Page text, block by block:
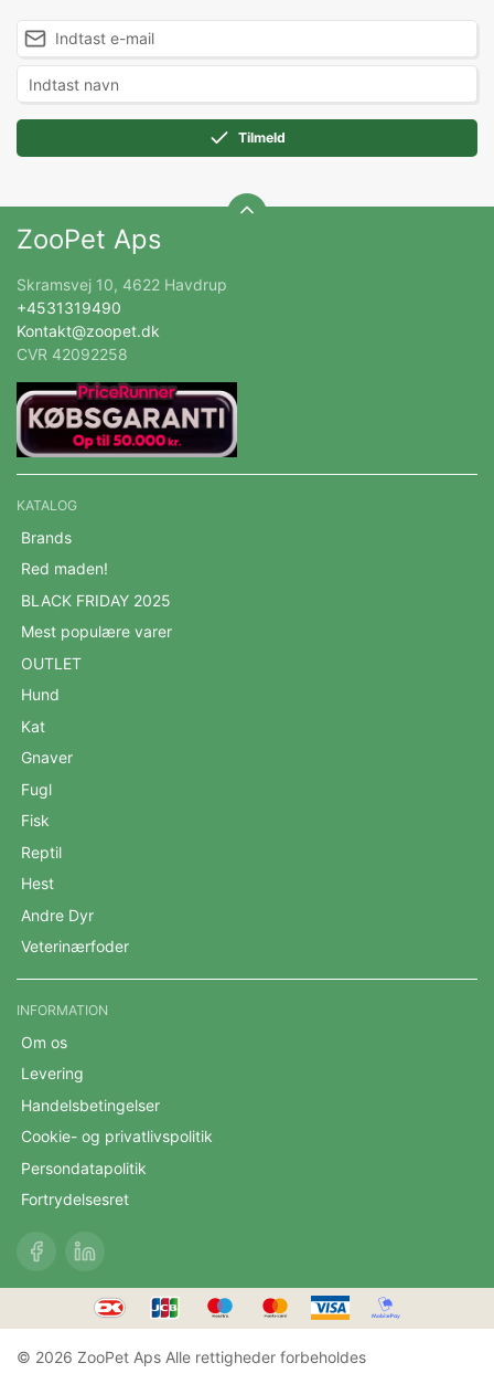
Tilmeld
ZooPet Aps
Skramsvej 10, 4622 Havdrup
+4531319490
Kontakt@zoopet.dk
CVR 42092258
KATALOG
Brands
Red maden!
BLACK FRIDAY 2025
Mest populære varer
OUTLET
Hund
Kat
Gnaver
Fugl
Fisk
Reptil
Hest
Andre Dyr
Veterinærfoder
INFORMATION
Om os
Levering
Handelsbetingelser
Cookie- og privatlivspolitik
Persondatapolitik
Fortrydelsesret
© 2026 ZooPet Aps Alle rettigheder forbeholdes